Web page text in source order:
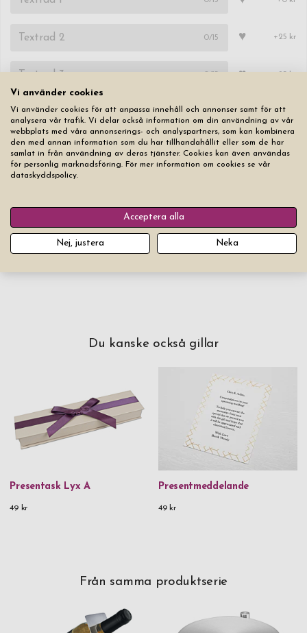
0/15 ♥ +25 kr
0 /15 ♥ +25 kr
Typsnitt Textstorlek
Lägg produkten i varukorgen
Du kanske också gillar
Presentask Lyx A
49 kr
Presentmeddelande
49 kr
Från samma produktserie
Vi använder cookies
Vi använder cookies för att anpassa innehåll och annonser samt för att
analysera vår trafik. Vi delar också information om din användning av vår
webbplats med våra annonserings- och analyspartners, som kan kombinera
den med annan information som du har tillhandahållit eller som de har
samlat in från användning av deras tjänster. Cookies kan även användas
för personlig marknadsföring. För mer information om cookies se vår
dataskyddspolicy.
Acceptera alla
Nej, justera Neka